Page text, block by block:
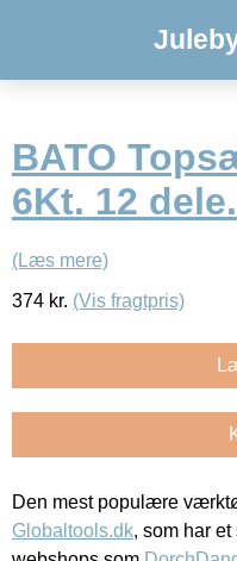
BATO
6Kt. 12 dele.
(Læs mere)
374 kr. (Vis fragtpris)
Den mest populære
Globaltools.dk, som har